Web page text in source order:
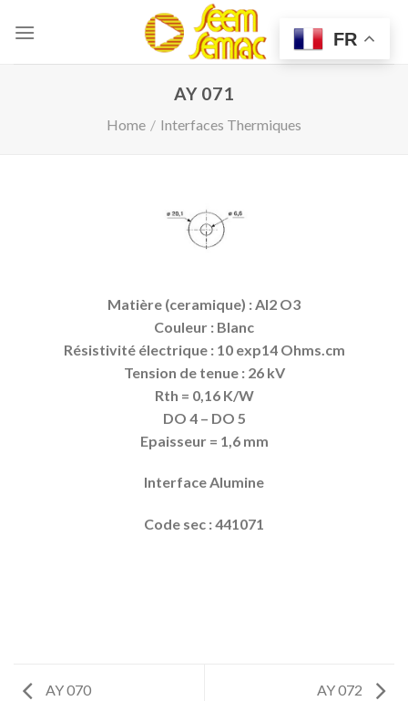
AY 071
Home / Interfaces Thermiques
Matière (ceramique) : Al2 O3
Couleur : Blanc
Résistivité électrique : 10 exp14 Ohms.cm
Tension de tenue : 26 kV
Rth = 0,16 K/W
DO 4 – DO 5
Epaisseur = 1,6 mm
Interface Alumine
Code sec : 441071
AY 070 AY 072
FR